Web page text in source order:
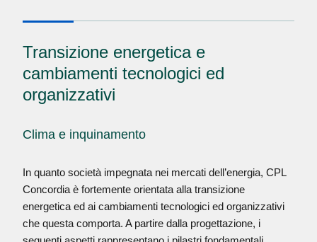
Transizione energetica e
cambiamenti tecnologici ed
organizzativi
Clima e inquinamento
In quanto società impegnata nei mercati dell’energia, CPL
Concordia è fortemente orientata alla transizione
energetica ed ai cambiamenti tecnologici ed organizzativi
che questa comporta. A partire dalla progettazione, i